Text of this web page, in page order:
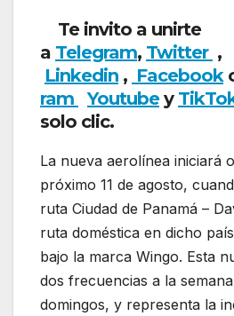
Te invito a unirte
a Telegram, Twitter ,
Linkedin , Facebook
ram
Youtubey
solo clic.
La nueva aerolínea iniciará
próximo 11 de agosto,
ruta Ciudad de Panamá –
ruta doméstica en dicho
bajo la marca Wingo. Esta
dos frecuencias a la
domingos, y representa la